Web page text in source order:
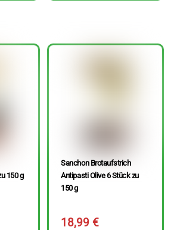
150 g
Sanchon Brotaufstrich
Antipasti Olive 6 Stück zu
150 g
18,99€